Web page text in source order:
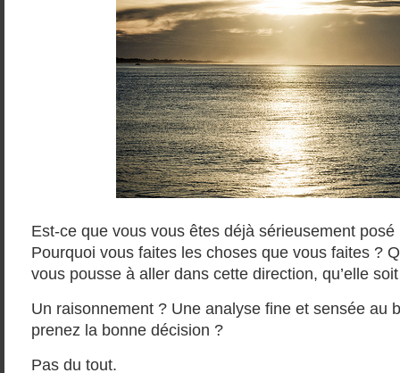
Est-ce que vous vous êtes déjà sérieusement posé
Pourquoi vous faites les choses que vous faites ?
vous pousse à aller dans cette direction, qu’elle
Un raisonnement ? Une analyse fine et sensée au
prenez la bonne décision ?
Pas du tout.